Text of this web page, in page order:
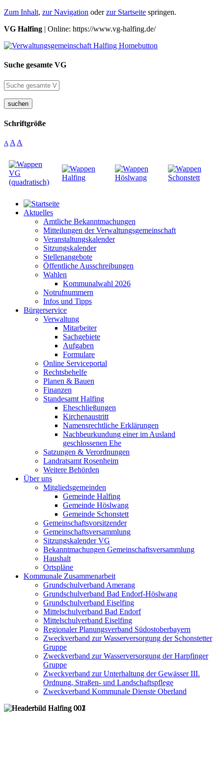
Zum Inhalt, zur Navigation oderzur Startseite springen.
VG Halfing | Online: https://www.vg-halfing.de/
Suche gesamte VG
suchen
Schriftgröße
A A A
Aktuelles
Amtliche Bekanntmachungen
Mitteilungen der Verwaltungsgemeinschaft
Veranstaltungskalender
Sitzungskalender
Stellenangebote
Öffentliche Ausschreibungen
Wahlen
Kommunalwahl 2026
Notrufnummern
Infos und Tipps
Bürgerservice
Verwaltung
Mitarbeiter
Sachgebiete
Aufgaben
Formulare
Online Serviceportal
Rechtsbehelfe
Planen & Bauen
Finanzen
Standesamt Halfing
Eheschließungen
Kirchenaustritt
Namensrechtliche Erklärungen
Nachbeurkundung einer im Ausland
geschlossenen Ehe
Satzungen & Verordnungen
Landratsamt Rosenheim
Weitere Behörden
Über uns
Mitgliedsgemeinden
Gemeinde Halfing
Gemeinde Höslwang
Gemeinde Schonstett
Gemeinschaftsvorsitzender
Gemeinschaftsversammlung
Sitzungskalender VG
Bekanntmachungen Gemeinschaftsversammlung
Haushalt
Ortspläne
Kommunale Zusammenarbeit
Grundschulverband Amerang
Grundschulverband Bad Endorf-Höslwang
Grundschulverband Eiselfing
Mittelschulverband Bad Endorf
Mittelschulverband Eiselfing
Regionaler Planungsverband Südostoberbayern
Zweckverband zur Wasserversorgung der Schonstetter
Gruppe
Zweckverband zur Wasserversorgung der Harpfinger
Gruppe
Zweckverband zur Unterhaltung der Gewässer III.
Ordnung, Straßen- und Landschaftspflege
Zweckverband Kommunale Dienste Oberland